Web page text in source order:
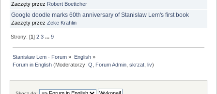
Zaczęty przez Robert Boettcher
Google doodle marks 60th anniversary of Stanislaw Lem's first book
Zaczęty przez Zeke Krahlin
Strony: [1]2 3 ...9
Stanisław Lem - Forum » English»
Forum in English (Moderatorzy:Q Forum Admin ,skrzat ,liv)